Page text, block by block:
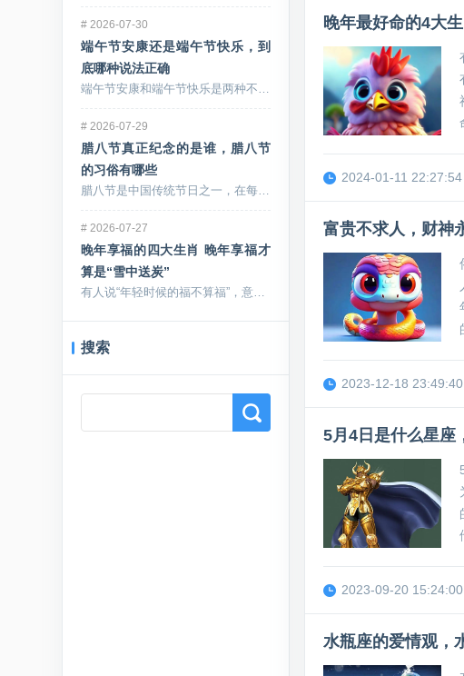
# 2026-07-30
端午节安康还是端午节快乐，到
底哪种说法正确
端午节安康和端午节快乐是两种不同的祝福词语，传递着...
# 2026-07-29
腊八节真正纪念的是谁，腊八节
的习俗有哪些
腊八节是中国传统节日之一，在每年农历腊月初八庆祝。...
# 2026-07-27
晚年享福的四大生肖 晚年享福才
算是“雪中送炭”
有人说“年轻时候的福不算福”，意思就是人的一辈子年...
搜索
晚年最好命的4大
2024-01-11 22:27:54
富贵不求人，财神
2023-12-18 23:49:40
5月4日是什么星座
2023-09-20 15:24:00
水瓶座的爱情观，